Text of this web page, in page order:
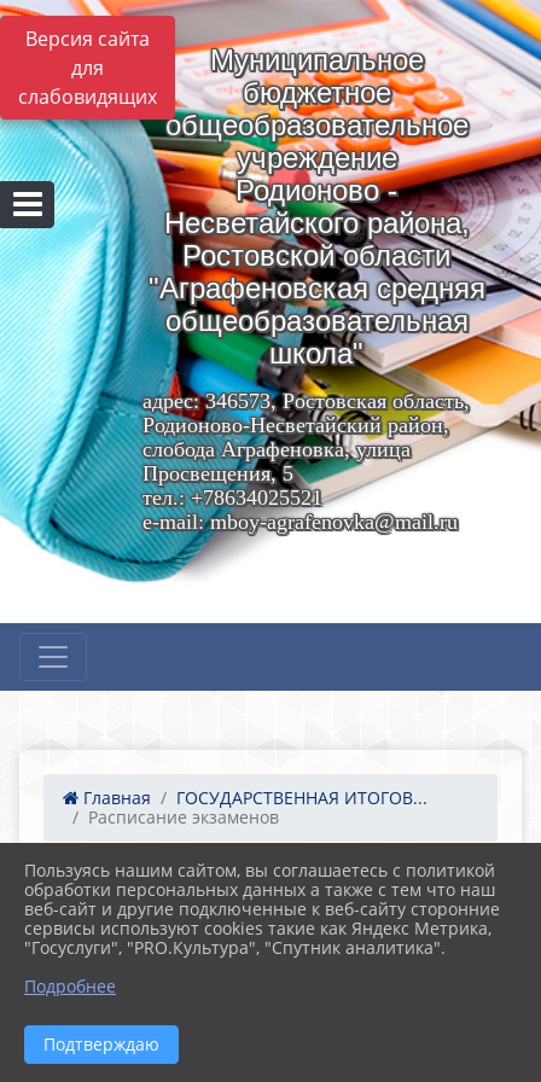
Версия сайта
для
слабовидящих
Муниципальное
бюджетное
общеобразовательное
учреждение
Родионово -
Несветайского района,
Ростовской области
"Аграфеновская средняя
общеобразовательная
школа"
адрес: 346573, Ростовская область,
Родионово-Несветайский район,
слобода Аграфеновка, улица
Просвещения, 5
тел.: +78634025521
e-mail: mboy-agrafenovka@mail.ru
Главная
ГОСУДАРСТВЕННАЯ ИТОГОВ...
Расписание экзаменов
31.01.2021 15:55 204
Расписание экзаменов
Пользуясь нашим сайтом, вы соглашаетесь с политикой
обработки персональных данных а также с тем что наш
веб-сайт и другие подключенные к веб-сайту сторонние
сервисы используют cookies такие как Яндекс Метрика,
"Госуслуги", "PRO.Культура", "Спутник аналитика".
Подробнее
Подтверждаю